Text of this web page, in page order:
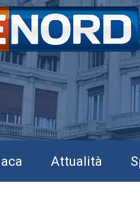
Attualità